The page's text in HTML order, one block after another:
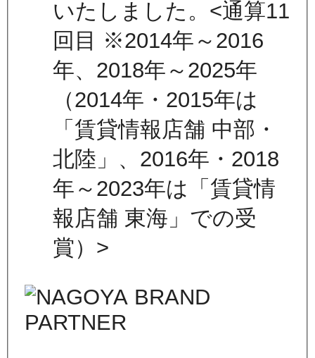
いたしました。<通算11
回目 ※2014年～2016
年、2018年～2025年
（2014年・2015年は
「賃貸情報店舗 中部・
北陸」、2016年・2018
年～2023年は「賃貸情
報店舗 東海」での受
賞）>